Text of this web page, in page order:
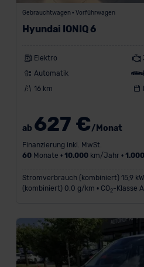
Gebrauchtwagen • Vorführwagen
Hyundai IONIQ 6
Elektro
Automatik
16 km
ab 627 €/Monat
Finanzierung inkl. MwSt.
60Monate • 10.000km/Jahr •
Stromverbrauch (kombiniert) 15,9
(kombiniert) 0,0 g/km • CO 2-Klasse A